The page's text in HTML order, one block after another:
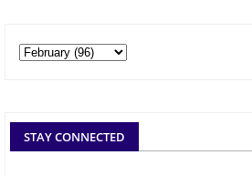
STAY CONNECTED